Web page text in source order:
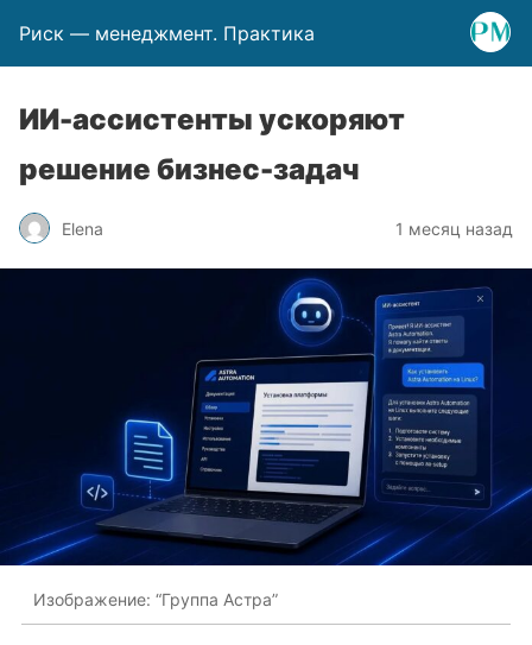
Риск — менеджмент. Практика
ИИ-ассистенты ускоряют
решение бизнес-задач
Elena 1 месяц назад
Изображение: “Группа Астра”